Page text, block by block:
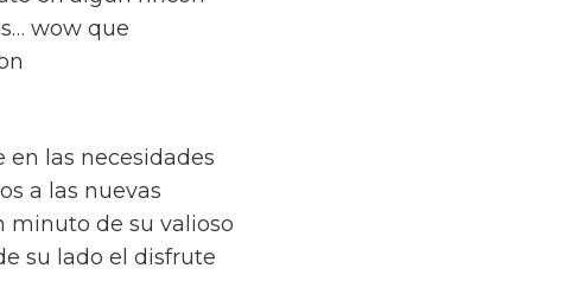
wow que
en las necesidades
a las nuevas
minuto de su valioso
su lado el disfrute